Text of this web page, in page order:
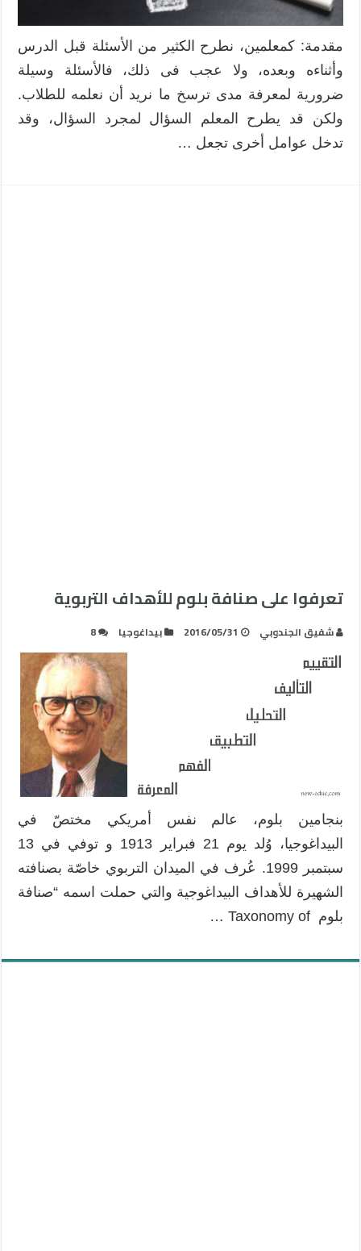
مقدمة: كمعلمين، نطرح الكثير من الأسئلة قبل الدرس
وأثناءه وبعده، ولا عجب فى ذلك، فالأسئلة وسيلة
ضرورية لمعرفة مدى ترسخ ما نريد أن نعلمه للطلاب.
ولكن قد يطرح المعلم السؤال لمجرد السؤال، وقد
تدخل عوامل أخرى تجعل …
تعرفوا على صنافة بلوم للأهداف التربوية
شفيق الجندوبي 2016/05/31 بيداغوجيا 8
بنجامين بلوم، عالم نفس أمريكي مختصّ في
البيداغوجيا، وُلد يوم 21 فبراير 1913 و توفي في 13
سبتمبر 1999. عُرف في الميدان التربوي خاصّة بصنافته
الشهيرة للأهداف البيداغوجية والتي حملت اسمه “صنافة
بلوم Taxonomy of …